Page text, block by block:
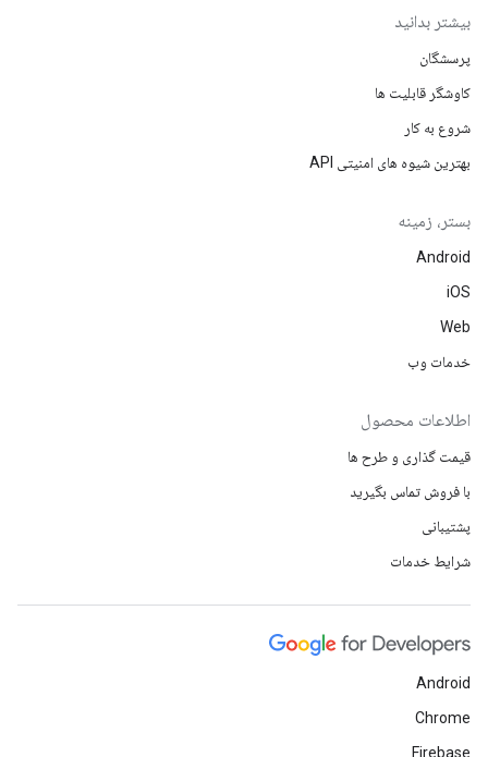
بیشتر بدانید
پرسشگان
کاوشگر قابلیت ها
شروع به کار
بهترین شیوه های امنیتی API
بستر، زمینه
Android
iOS
Web
خدمات وب
اطلاعات محصول
قیمت گذاری و طرح ها
با فروش تماس بگیرید
پشتیبانی
شرایط خدمات
Android
Chrome
Firebase